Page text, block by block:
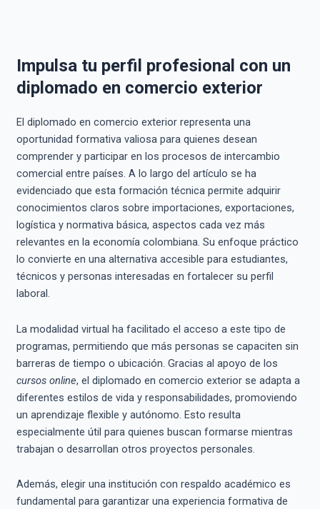
Impulsa tu perfil profesional con un
diplomado en comercio exterior
El diplomado en comercio exterior representa una
oportunidad formativa valiosa para quienes desean
comprender y participar en los procesos de intercambio
comercial entre países. A lo largo del artículo se ha
evidenciado que esta formación técnica permite adquirir
conocimientos claros sobre importaciones, exportaciones,
logística y normativa básica, aspectos cada vez más
relevantes en la economía colombiana. Su enfoque práctico
lo convierte en una alternativa accesible para estudiantes,
técnicos y personas interesadas en fortalecer su perfil
laboral.
La modalidad virtual ha facilitado el acceso a este tipo de
programas, permitiendo que más personas se capaciten sin
barreras de tiempo o ubicación. Gracias al apoyo de los
cursos online, el diplomado en comercio exterior se adapta a
diferentes estilos de vida y responsabilidades, promoviendo
un aprendizaje flexible y autónomo. Esto resulta
especialmente útil para quienes buscan formarse mientras
trabajan o desarrollan otros proyectos personales.
Además, elegir una institución con respaldo académico es
fundamental para garantizar una experiencia formativa de